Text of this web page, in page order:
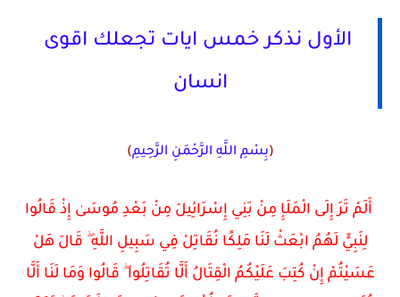
الأول نذكرخمس ايات تجعلك اقوى
انسان
(بِسْمِ اللَّهِ الرَّحْمَنِ الرَّحِيمِ)
أَلَمْ تَرَ إِلَى الْمَلَإِ مِنْ بَنِي إِسْرَائِيلَ مِنْ بَعْدِ مُوسَىٰ إِذْ قَالُوا
لِنَبِيٍّ لَهُمُ ابْعَثْ لَنَا مَلِكًا نُقَاتِلْ فِي سَبِيلِ اللَّهِ ۖ قَالَ هَلْ
عَسَيْتُمْ إِنْ كُتِبَ عَلَيْكُمُ الْقِتَالُ أَلَّا تُقَاتِلُوا ۖ قَالُوا وَمَا لَنَا أَلَّا